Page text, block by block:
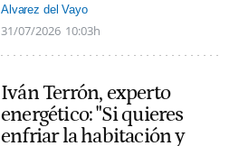
Alvarez del Vayo
31/07/2026 10:03h
Iván Terrón, experto
energético: "Si quieres
enfriar la habitación y